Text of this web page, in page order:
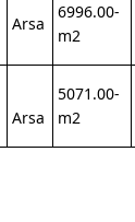
Arsa
6996.00-
m2
Arsa
5071.00-
m2